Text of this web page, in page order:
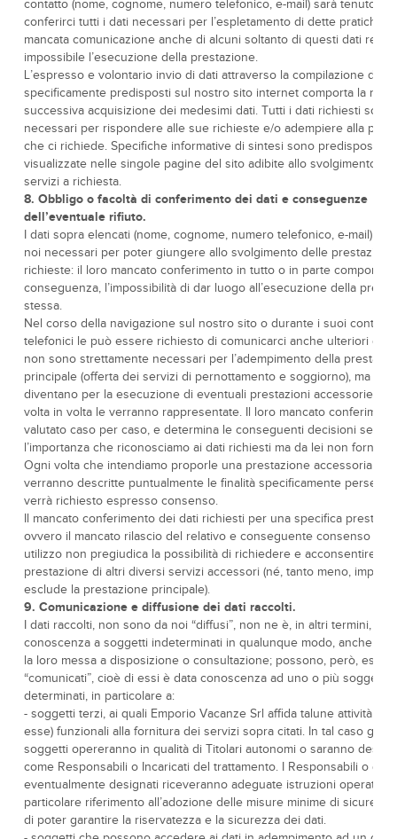
contatto (nome, cognome, numero telefonico, e-mail) sarà tenuto a
conferirci tutti i dati necessari per l’espletamento di dette pratiche.
mancata comunicazione anche di alcuni soltanto di questi dati
impossibile l’esecuzione della prestazione.
L’espresso e volontario invio di dati attraverso la compilazione dei
specificamente predisposti sul nostro sito internet comporta la
successiva acquisizione dei medesimi dati. Tutti i dati richiesti sono
necessari per rispondere alle sue richieste e/o adempiere alla
che ci richiede. Specifiche informative di sintesi sono predisposte
visualizzate nelle singole pagine del sito adibite allo svolgimento
servizi a richiesta.
8. Obbligo o facoltà di conferimento dei dati e conseguenze
dell’eventuale rifiuto.
I dati sopra elencati (nome, cognome, numero telefonico, e-mail)
noi necessari per poter giungere allo svolgimento delle prestazioni
richieste: il loro mancato conferimento in tutto o in parte comporta,
conseguenza, l’impossibilità di dar luogo all’esecuzione della
stessa.
Nel corso della navigazione sul nostro sito o durante i suoi contatti
telefonici le può essere richiesto di comunicarci anche ulteriori dati
non sono strettamente necessari per l’adempimento della
principale (offerta dei servizi di pernottamento e soggiorno), ma lo
diventano per la esecuzione di eventuali prestazioni accessorie
volta in volta le verranno rappresentate. Il loro mancato
valutato caso per caso, e determina le conseguenti decisioni
l’importanza che riconosciamo ai dati richiesti ma da lei non forniti.
Ogni volta che intendiamo proporle una prestazione accessoria le
verranno descritte puntualmente le finalità specificamente
verrà richiesto espresso consenso.
Il mancato conferimento dei dati richiesti per una specifica
ovvero il mancato rilascio del relativo e conseguente consenso al
utilizzo non pregiudica la possibilità di richiedere e acconsentire alla
prestazione di altri diversi servizi accessori (né, tanto meno,
esclude la prestazione principale).
9. Comunicazione e diffusione dei dati raccolti.
I dati raccolti, non sono da noi “diffusi”, non ne è, in altri termini,
conoscenza a soggetti indeterminati in qualunque modo, anche
la loro messa a disposizione o consultazione; possono, però,
“comunicati”, cioè di essi è data conoscenza ad uno o più soggetti
determinati, in particolare a:
- soggetti terzi, ai quali Emporio Vacanze Srl affida talune attività (o
esse) funzionali alla fornitura dei servizi sopra citati. In tal caso gli
soggetti opereranno in qualità di Titolari autonomi o saranno
come Responsabili o Incaricati del trattamento. I Responsabili o gli
eventualmente designati riceveranno adeguate istruzioni operative,
particolare riferimento all’adozione delle misure minime di
di poter garantire la riservatezza e la sicurezza dei dati.